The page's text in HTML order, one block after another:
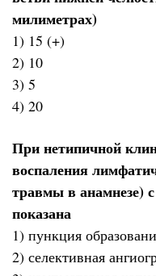
милиметрах)
1) 15 (+)
2) 10
3) 5
4) 20
При нетипичной
воспаления
травмы в анамнезе)
показана
1) пункция
2) селективная